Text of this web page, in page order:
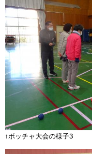
↑ボッチャ大会の様子3